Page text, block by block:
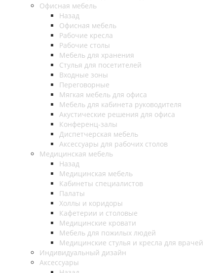
Офисная мебель
Назад
Офисная мебель
Рабочие кресла
Рабочие столы
Мебель для хранения
Стулья для посетителей
Входные зоны
Переговорные
Мягкая мебель для офиса
Мебель для кабинета руководителя
Акустические решения для офиса
Конференц-залы
Диспетчерская мебель
Аксессуары для рабочих столов
Медицинская мебель
Назад
Медицинская мебель
Кабинеты специалистов
Палаты
Холлы и коридоры
Кафетерии и столовые
Медицинские кровати
Мебель для пожилых людей
Медицинские стулья и кресла для врачей
Индивидуальный дизайн
Аксессуары